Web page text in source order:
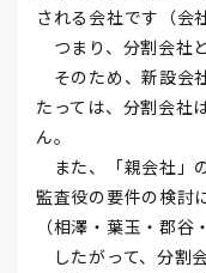
される会社です（会
つまり、分割会社
そのため、新設会
たっては、分割会社
ん。
また、「親会社」
監査役の要件の検討
（相澤・葉玉・郡谷
したがって、分割